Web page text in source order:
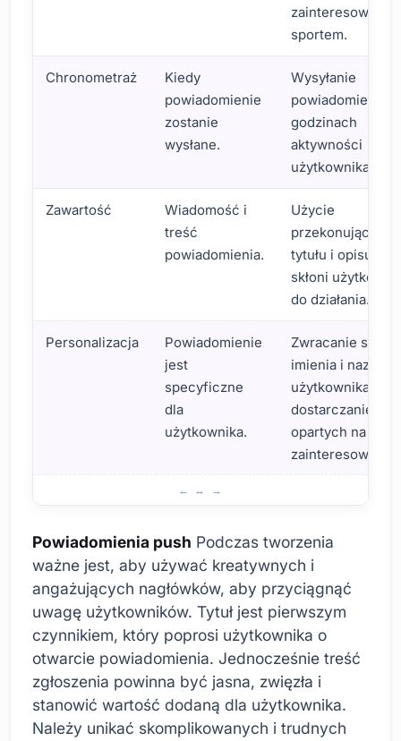
zainteresowani
sportem.
Chronometraż
Kiedy
powiadomienie
zostanie
wysłane.
Wysyłanie
powiadomień w
godzinach
aktywności
użytkownika.
Zawartość
Wiadomość i
treść
powiadomienia.
Użycie
przekonującego
tytułu i opisu,
skłoni
do działania.
Personalizacja
Powiadomienie
jest
specyficzne
dla
użytkownika.
Zwracanie się do
imienia i
użytkownika lub
dostarczanie
opartych na jego
Powiadomienia push Podczas tworzenia
ważne jest, aby używać kreatywnych i
angażujących nagłówków, aby przyciągnąć
uwagę użytkowników. Tytuł jest pierwszym
czynnikiem, który poprosi użytkownika o
otwarcie powiadomienia. Jednocześnie treść
zgłoszenia powinna być jasna, zwięzła i
stanowić wartość dodaną dla użytkownika.
Należy unikać skomplikowanych i trudnych